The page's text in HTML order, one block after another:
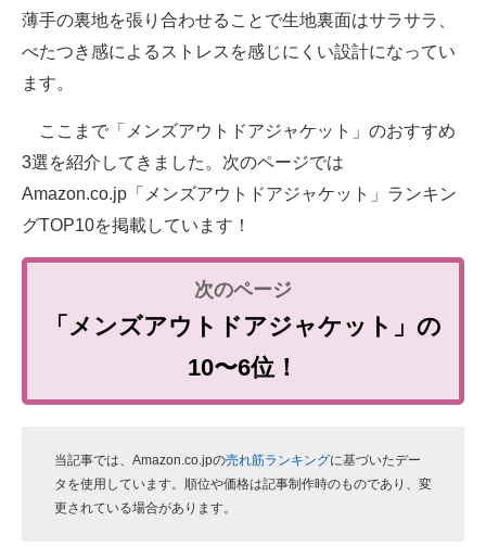
薄手の裏地を張り合わせることで生地裏面はサラサラ、
べたつき感によるストレスを感じにくい設計になってい
ます。
ここまで「メンズアウトドアジャケット」のおすすめ
3選を紹介してきました。次のページでは
Amazon.co.jp「メンズアウトドアジャケット」ランキン
グTOP10を掲載しています！
「メンズアウトドアジャケット」の
10〜6位！
当記事では、Amazon.co.jpの売れ筋ランキングに基づいたデー
タを使用しています。順位や価格は記事制作時のものであり、変
更されている場合があります。